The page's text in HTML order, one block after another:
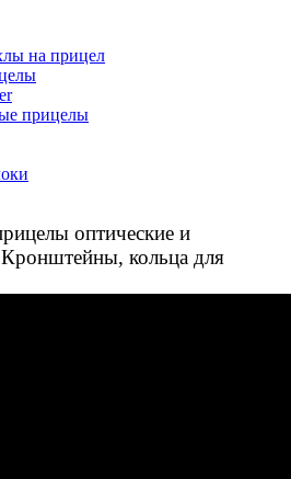
на прицел
прицелы
оптические и
кольца для